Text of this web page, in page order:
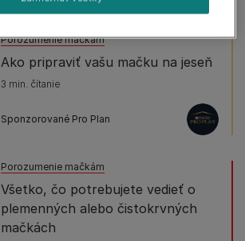
Porozumenie mačkám
Ako pripraviť vašu mačku na jeseň
3 min. čítanie
Sponzorované Pro Plan
Porozumenie mačkám
Všetko, čo potrebujete vedieť o
plemenných alebo čistokrvných
mačkách